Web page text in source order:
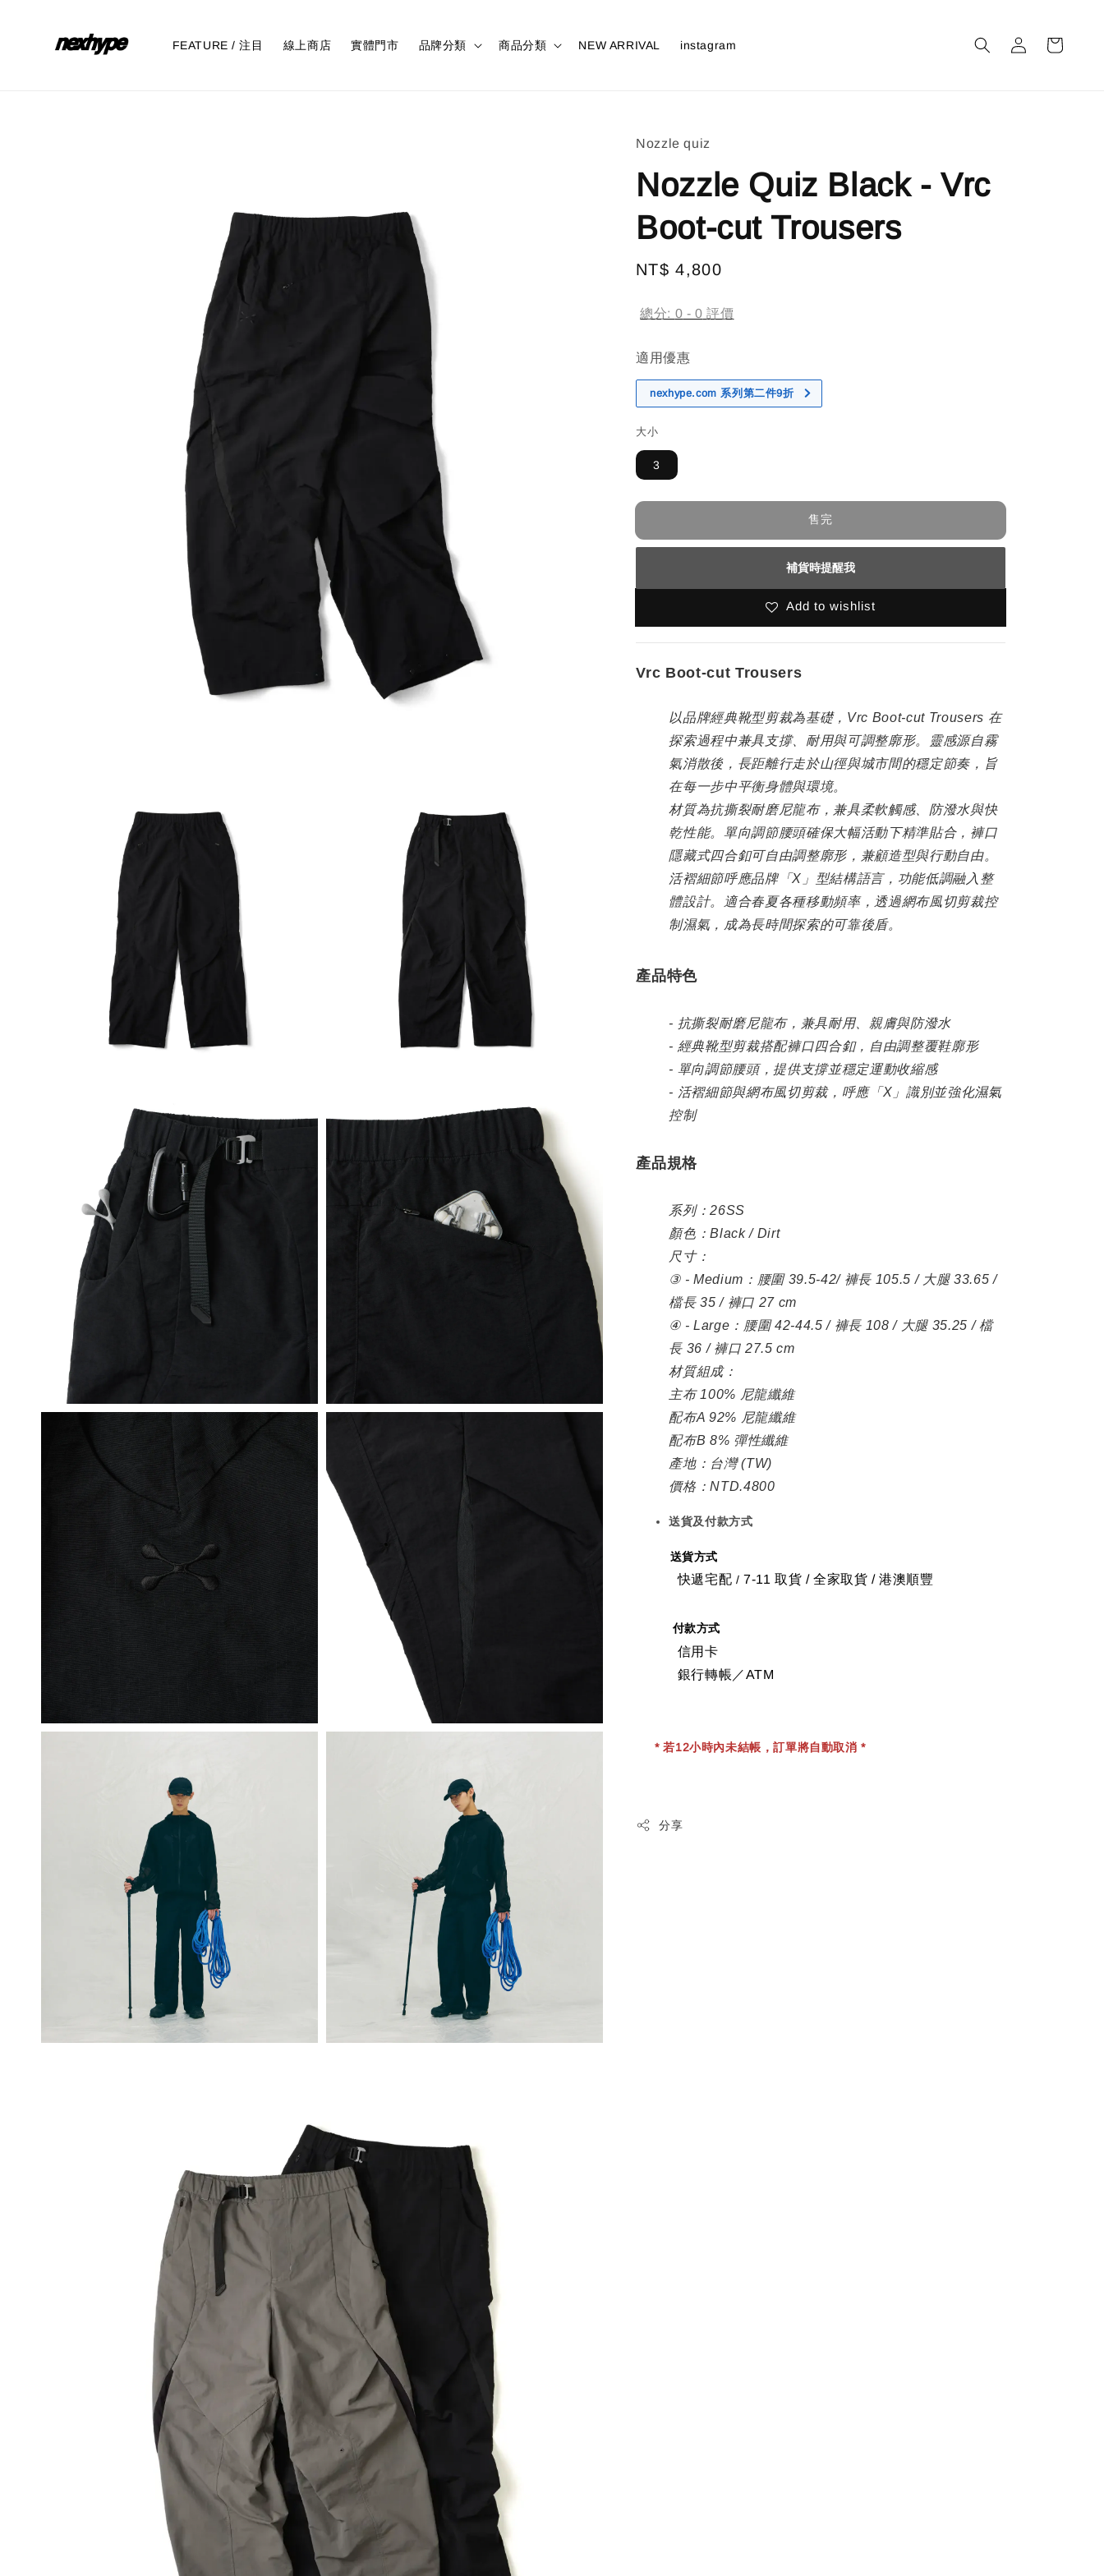
FEATURE / 注目 線上商店 實體門市 品牌分類 商品分類 NEW ARRIVAL instagram
Nozzle quiz
Nozzle Quiz Black - Vrc
Boot-cut Trousers
Regular
NT$ 4,800
總分: 0 -0 評價
適用優惠
nexhype.com 系列第二件9折
大小
3
售完
補貨時提醒我
Add to wishlist
Vrc Boot-cut Trousers
以品牌經典靴型剪裁為基礎，Vrc Boot-cut Trousers 在
探索過程中兼具支撐、耐用與可調整廓形。靈感源自霧
氣消散後，長距離行走於山徑與城市間的穩定節奏，旨
在每一步中平衡身體與環境。
材質為抗撕裂耐磨尼龍布，兼具柔軟觸感、防潑水與快
乾性能。單向調節腰頭確保大幅活動下精準貼合，褲口
隱藏式四合釦可自由調整廓形，兼顧造型與行動自由。
活褶細節呼應品牌「X」型結構語言，功能低調融入整
體設計。適合春夏各種移動頻率，透過網布風切剪裁控
制濕氣，成為長時間探索的可靠後盾。
產品特色
- 抗撕裂耐磨尼龍布，兼具耐用、親膚與防潑水
- 經典靴型剪裁搭配褲口四合釦，自由調整覆鞋廓形
- 單向調節腰頭，提供支撐並穩定運動收縮感
- 活褶細節與網布風切剪裁，呼應「X」識別並強化濕氣
控制
產品規格
系列：26SS
顏色：Black / Dirt
尺寸：
③ - Medium：腰圍 39.5-42/ 褲長 105.5 / 大腿 33.65 /
檔長 35 / 褲口 27 cm
④ - Large：腰圍 42-44.5 / 褲長 108 / 大腿 35.25 / 檔
長 36 / 褲口 27.5 cm
材質組成：
主布 100% 尼龍纖維
配布A 92% 尼龍纖維
配布B 8% 彈性纖維
產地：台灣 (TW)
價格：NTD.4800
送貨及付款方式
送貨方式
快遞宅配 / 7-11 取貨 /全家取貨 / 港澳順豐
付款方式
信用卡
銀行轉帳／ATM
* 若12小時內未結帳，訂單將自動取消 *
分享